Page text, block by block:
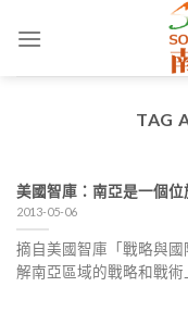
TAG
美國智庫：南亞是一個
2013-05-06
摘自美國智庫「戰略與
解南亞區域的戰略和戰